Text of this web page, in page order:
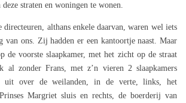
straten en woningen te wonen.
althans enkele daarvan, waren wel iets
van ons. Zij hadden er een kantoortje naast. Maar
de voorste slaapkamer, met het zicht op de straat
al zonder Frans, met z’n vieren 2 slaapkamers
uit over de weilanden, in de verte, links, het
Margriet sluis en rechts, de boerderij van